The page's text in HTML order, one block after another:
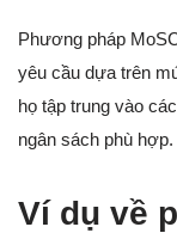
Phương pháp
yêu cầu dựa trên
họ tập trung vào
ngân sách phù hợp.
Ví dụ về